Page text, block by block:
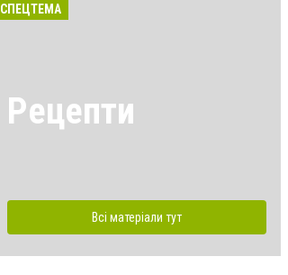
СПЕЦТЕМА
Рецепти
Всі матеріали тут